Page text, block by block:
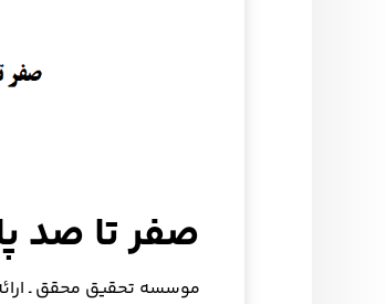
صفر تا صد
موسسه تحقیق محقق ـ